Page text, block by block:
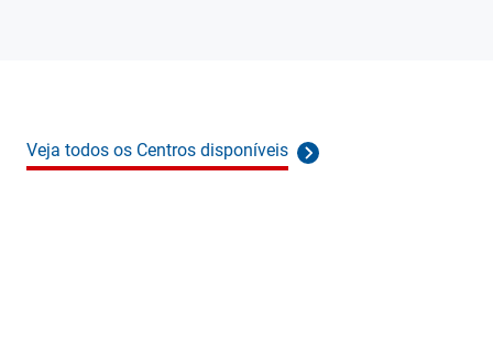
Veja todos os Centros disponíveis